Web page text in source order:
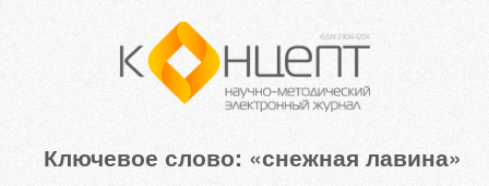
Ключевое слово: «снежная лавина»